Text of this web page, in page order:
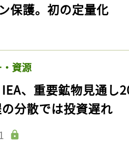
保護。初の定量化
資源
IEA、重要鉱物見通
分散では投資遅れ